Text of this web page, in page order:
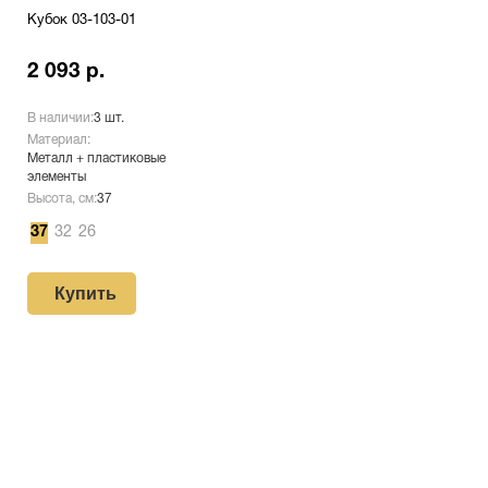
Кубок 03-103-01
2 093 р.
В наличии:3 шт.
Материал:
Металл + пластиковые
элементы
Высота, см:37
37 32 26
Купить